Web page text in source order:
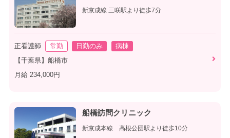
新京成線 三咲駅より徒歩7分
正看護師 常勤 日勤のみ
病棟
【千葉県】船橋市
月給 234,000円
船橋訪問クリニック
新京成本線 高根公団駅より徒歩10分